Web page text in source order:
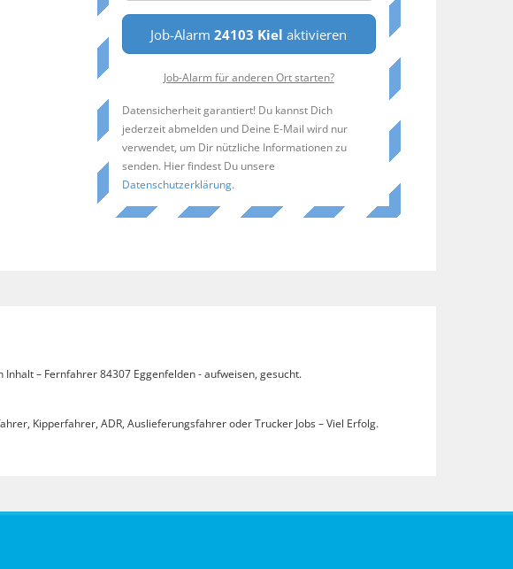
Job-Alarm24103 Kiel aktivieren
Job-Alarm für anderen Ort starten?
Datensicherheit garantiert! Du kannst Dich
jederzeit abmelden und Deine E-Mail wird nur
verwendet, um Dir nützliche Informationen zu
senden. Hier findest Du unsere
Datenschutzerklärung.
– Fernfahrer 84307 Eggenfelden - aufweisen, gesucht.
Kipperfahrer, ADR, Auslieferungsfahrer oder Trucker Jobs – Viel Erfolg.